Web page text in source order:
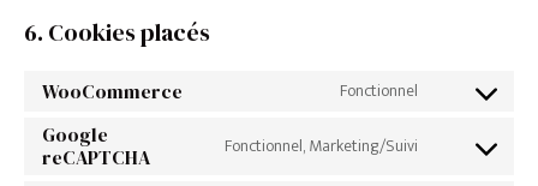
6. Cookies placés
WooCommerce Fonctionnel
Consent
Google
reCAPTCHA
Fonctionnel, Marketing/Suivi
Consent